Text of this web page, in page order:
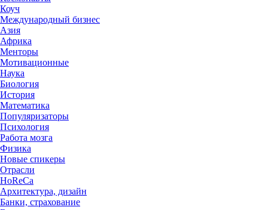
Коуч
Международный бизнес
Азия
Африка
Менторы
Мотивационные
Наука
Биология
История
Математика
Популяризаторы
Психология
Работа мозга
Физика
Новые спикеры
Отрасли
HoReCa
Архитектура, дизайн
Банки, страхование